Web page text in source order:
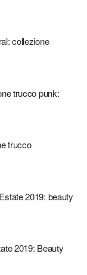
collezione
trucco punk:
trucco
2019: beauty
2019: Beauty